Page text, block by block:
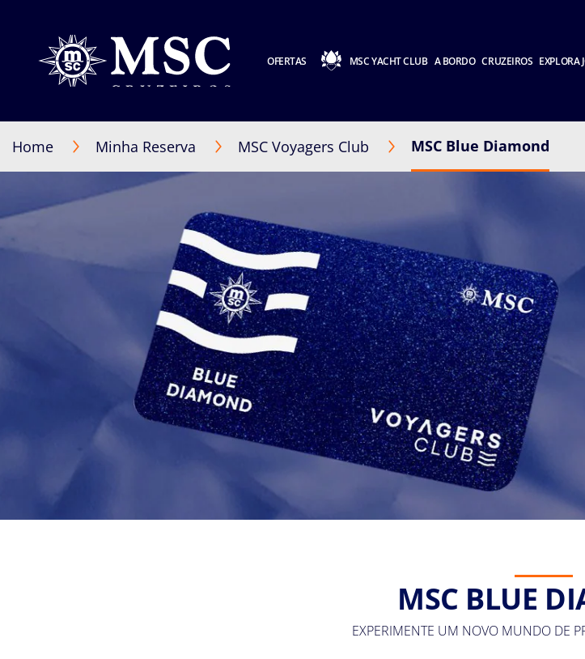
OFERTAS MSC YACHT CLUB A BORDO CRUZEIROS EXPLORA
Home Minha Reserva MSC Voyagers Club MSC Blue Diamond
MSC BLUE
EXPERIMENTE UM NOVO MUNDO DE